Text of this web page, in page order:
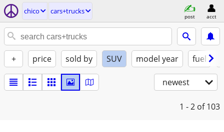
chico cars+trucks
post acct
+ price sold by SUV model year fuel
newest
1 - 2 of 103